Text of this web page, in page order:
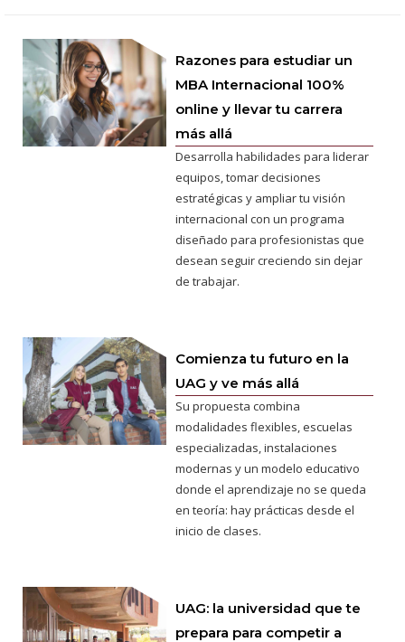
Razones para estudiar un
MBA Internacional 100%
online y llevar tu carrera
más allá
Desarrolla habilidades para liderar
equipos, tomar decisiones
estratégicas y ampliar tu visión
internacional con un programa
diseñado para profesionistas que
desean seguir creciendo sin dejar
de trabajar.
Comienza tu futuro en la
UAG y ve más allá
Su propuesta combina
modalidades flexibles, escuelas
especializadas, instalaciones
modernas y un modelo educativo
donde el aprendizaje no se queda
en teoría: hay prácticas desde el
inicio de clases.
UAG: la universidad que te
prepara para competir a